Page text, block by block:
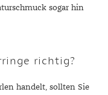
sogar hin
richtig?
handelt, sollten Sie